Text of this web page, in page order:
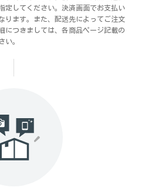
定してください。決済画面でお支払い
ります。また、配送先によってご注文
につきましては、各商品ページ記載の
い。